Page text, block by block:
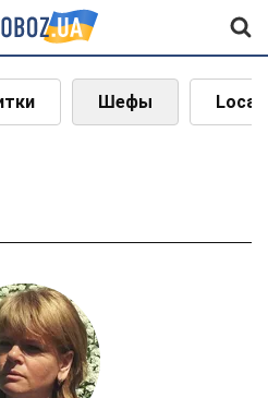
Шефы Local